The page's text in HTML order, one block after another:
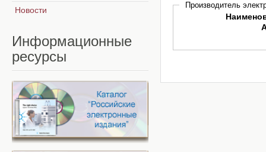
Производитель
Новости
Информационные
ресурсы